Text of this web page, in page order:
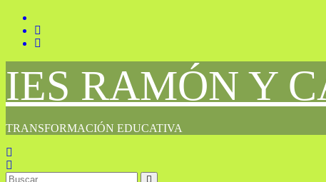
Saltar
contenido
IES RAMÓN Y
TRANSFORMACIÓN EDUCATIVA